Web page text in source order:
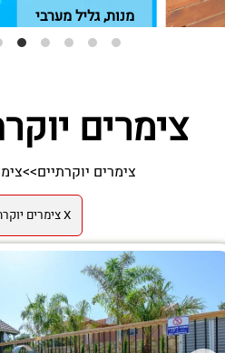
מנות, גליל מערבי
צימרים
צימרים יוקרתיים>>
X צימרים יוקרתיים בצפת